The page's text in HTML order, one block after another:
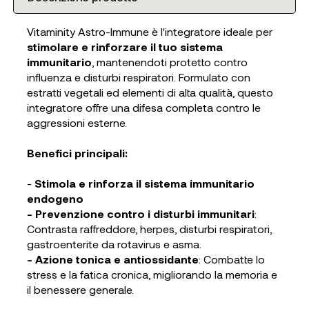
Vitaminity Astro-Immune è l'integratore ideale per
stimolare e rinforzare il tuo sistema
immunitario , mantenendoti protetto contro
influenza e disturbi respiratori. Formulato con
estratti vegetali ed elementi di alta qualità, questo
integratore offre una difesa completa contro le
aggressioni esterne.
Benefici principali:
- Stimola e rinforza il sistema immunitario
endogeno
- Prevenzione contro i disturbi immunitari:
Contrasta raffreddore, herpes, disturbi respiratori,
gastroenterite da rotavirus e asma.
- Azione tonica e antiossidante: Combatte lo
stress e la fatica cronica, migliorando la memoria e
il benessere generale.